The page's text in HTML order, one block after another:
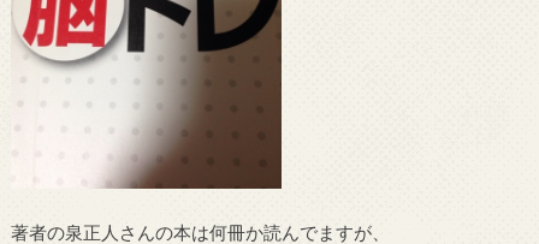
著者の泉正人さんの本は何冊か読んでますが、